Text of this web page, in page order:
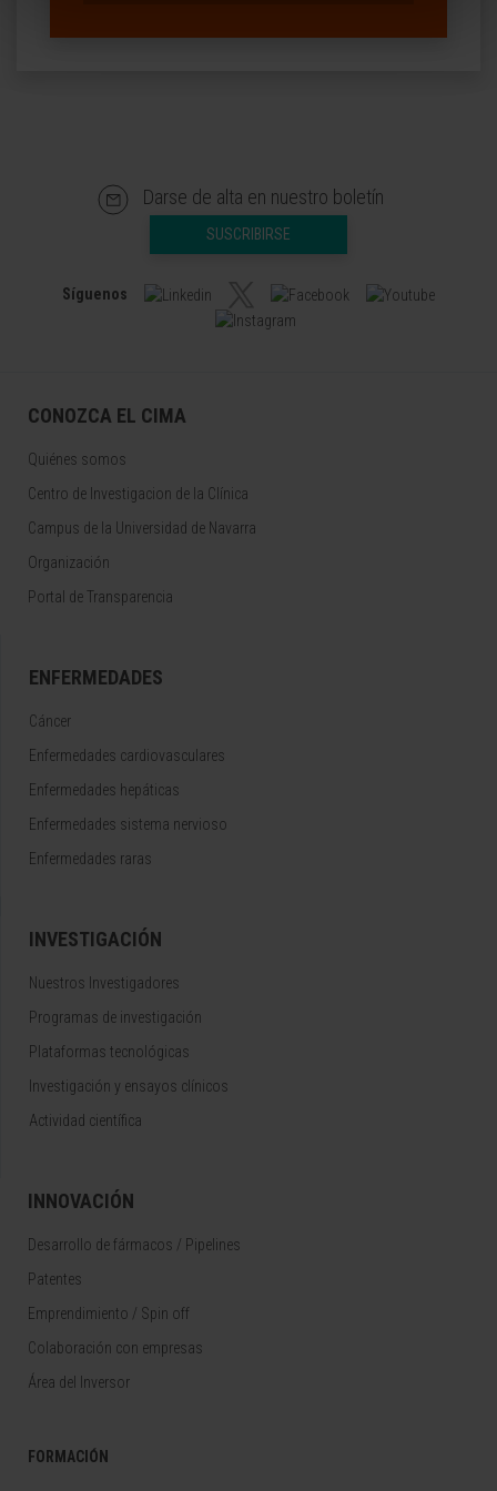
Darse de alta en nuestro boletín
SUSCRIBIRSE
Síguenos
CONOZCA EL CIMA
Quiénes somos
Centro de Investigacion de la Clínica
Campus de la Universidad de Navarra
Organización
Portal de Transparencia
ENFERMEDADES
Cáncer
Enfermedades cardiovasculares
Enfermedades hepáticas
Enfermedades sistema nervioso
Enfermedades raras
INVESTIGACIÓN
Nuestros Investigadores
Programas de investigación
Plataformas tecnológicas
Investigación y ensayos clínicos
Actividad científica
INNOVACIÓN
Desarrollo de fármacos / Pipelines
Patentes
Emprendimiento / Spin off
Colaboración con empresas
Área del Inversor
FORMACIÓN